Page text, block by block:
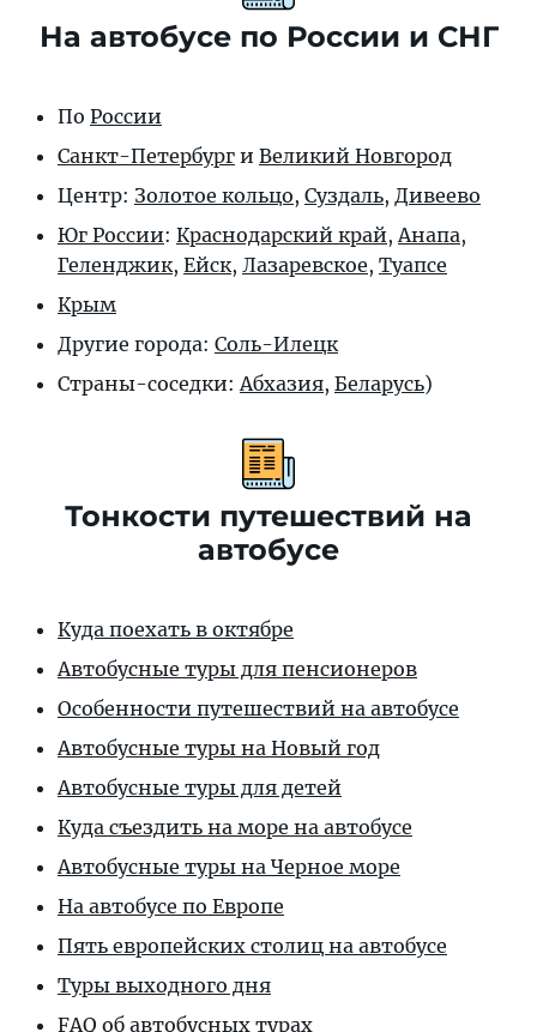
На автобусе по России и СНГ
По России
Санкт-Петербург и Великий Новгород
Центр: Золотое кольцо, Суздаль, Дивеево
Юг России: Краснодарский край,Анапа,
Геленджик, Ейск, Лазаревское, Туапсе
Крым
Другие города: Соль-Илецк
Страны-соседки:Абхазия, Беларусь)
Тонкости путешествий на
автобусе
Куда поехать в октябре
Автобусные туры для пенсионеров
Особенности путешествий на автобусе
Автобусные туры на Новый год
Автобусные туры для детей
Куда съездить на море на автобусе
Автобусные туры на Черное море
На автобусе по Европе
Пять европейских столиц на автобусе
Туры выходного дня
FAQ об автобусных турах